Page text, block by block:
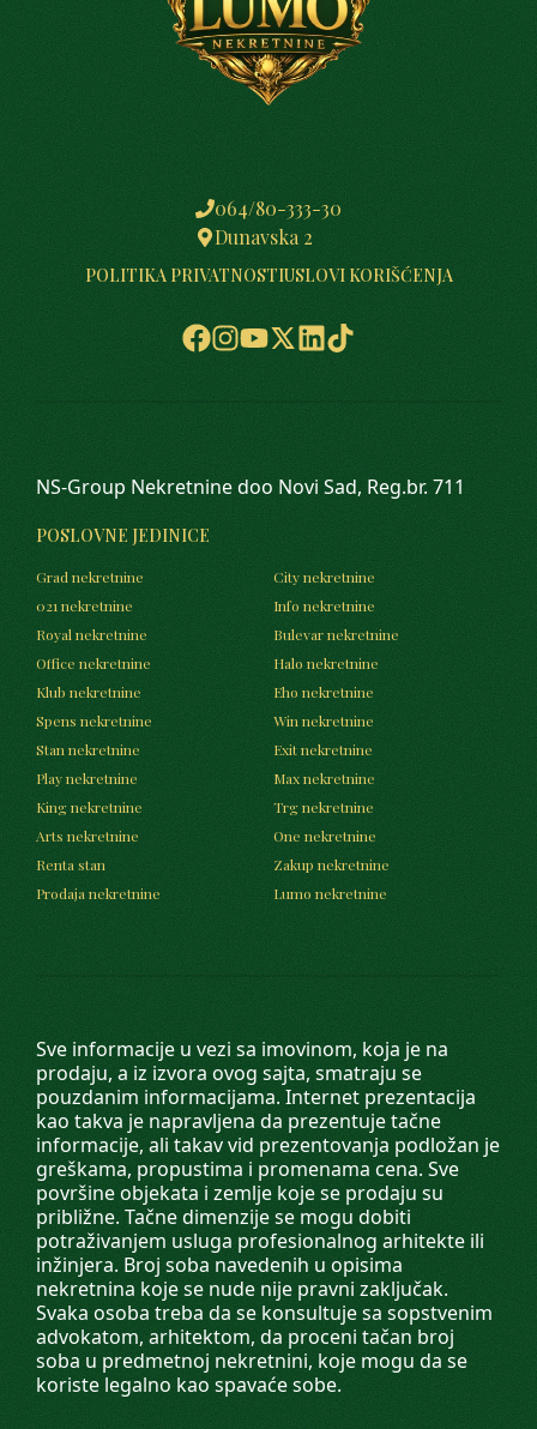
064/80-333-30
Dunavska 2
POLITIKA PRIVATNOSTIUSLOVI KORIŠĆENJA
Sve informacije u vezi sa imovinom, koja je na
prodaju, a iz izvora ovog sajta, smatraju se
pouzdanim informacijama. Internet prezentacija
kao takva je napravljena da prezentuje tačne
informacije, ali takav vid prezentovanja podložan je
greškama, propustima i promenama cena. Sve
površine objekata i zemlje koje se prodaju su
približne. Tačne dimenzije se mogu dobiti
potraživanjem usluga profesionalnog arhitekte ili
inžinjera. Broj soba navedenih u opisima
nekretnina koje se nude nije pravni zaključak.
Svaka osoba treba da se konsultuje sa sopstvenim
advokatom, arhitektom, da proceni tačan broj
soba u predmetnoj nekretnini, koje mogu da se
koriste legalno kao spavaće sobe.
NS-Group Nekretnine doo Novi Sad, Reg.br. 711
POSLOVNE JEDINICE
Grad nekretnine
City nekretnine
021 nekretnine
Info nekretnine
Royal nekretnine
Bulevar nekretnine
Office nekretnine
Halo nekretnine
Klub nekretnine
Eho nekretnine
Spens nekretnine
Win nekretnine
Stan nekretnine
Exit nekretnine
Play nekretnine
Max nekretnine
King nekretnine
Trg nekretnine
Arts nekretnine
One nekretnine
Renta stan
Zakup nekretnine
Prodaja nekretnine
Lumo nekretnine